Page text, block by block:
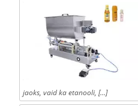
jaoks, vaid ka etanooli, […]